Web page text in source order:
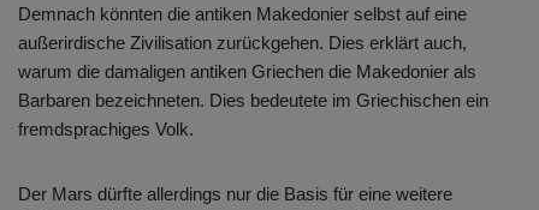
Demnach könnten die antiken Makedonier selbst auf eine
außerirdische Zivilisation zurückgehen. Dies erklärt auch,
warum die damaligen antiken Griechen die Makedonier als
Barbaren bezeichneten. Dies bedeutete im Griechischen ein
fremdsprachiges Volk.
Der Mars dürfte allerdings nur die Basis für eine weitere